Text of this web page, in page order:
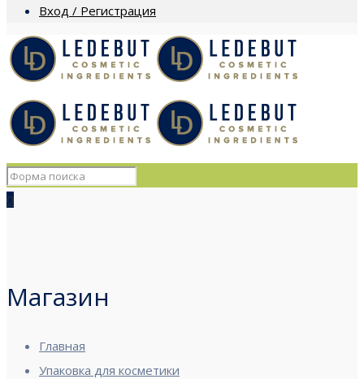
Вход / Регистрация
0
Магазин
Главная
Упаковка для косметики